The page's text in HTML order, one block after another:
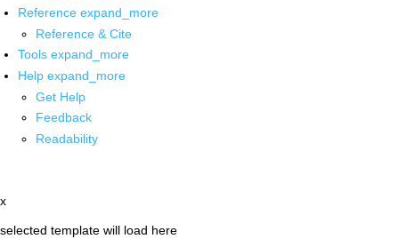
Reference expand_more
Reference & Cite
Tools expand_more
Help expand_more
Get Help
Feedback
Readability
x
selected template will load here